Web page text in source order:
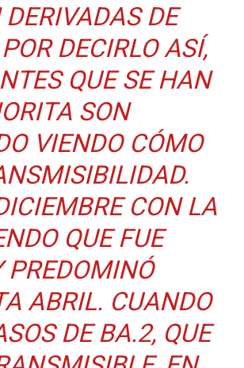
DE
DECIRLO ASÍ,
QUE SE HAN
SON
VIENDO CÓMO
CON LA
QUE FUE
PREDOMINÓ
ABRIL. CUANDO
DE BA.2, QUE